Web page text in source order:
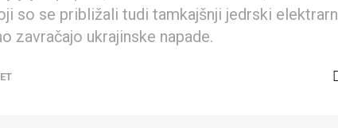
so se približali tudi tamkajšnji jedrski
zavračajo ukrajinske napade.